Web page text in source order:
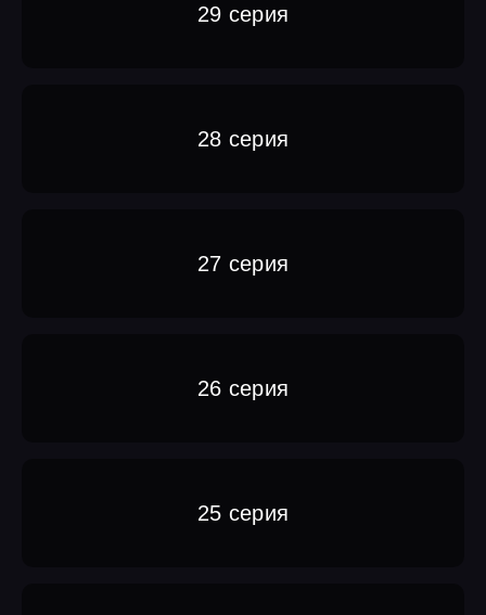
29 серия
28 серия
27 серия
26 серия
25 серия